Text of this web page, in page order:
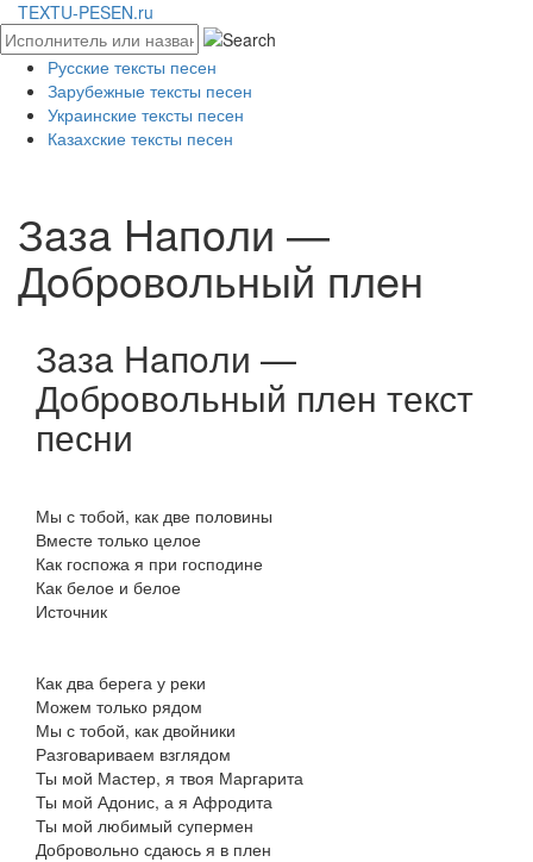
TEXTU-PESEN.ru
Русские тексты песен
Зарубежные тексты песен
Украинские тексты песен
Казахские тексты песен
Зaзa Haпoли —
Дoбpoвoльный плeн
Зaзa Haпoли —
Дoбpoвoльный плeн текст
песни
Мы с тобой, как две половины
Вместе только целое
Как госпожа я при господине
Как белое и белое
Источник
Как два берега у реки
Можем только рядом
Мы с тобой, как двойники
Разговариваем взглядом
Ты мой Мастер, я твоя Маргарита
Ты мой Адонис, а я Афродита
Ты мой любимый супермен
Добровольно сдаюсь я в плен